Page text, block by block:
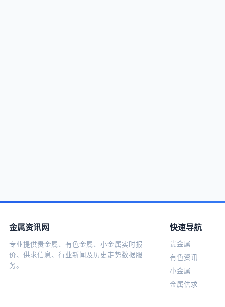
金属资讯网
专业提供贵金属、有色金属、小金属实时报
价、供求信息、行业新闻及历史走势数据服
务。
快速导航
贵金属
有色资讯
小金属
金属供求